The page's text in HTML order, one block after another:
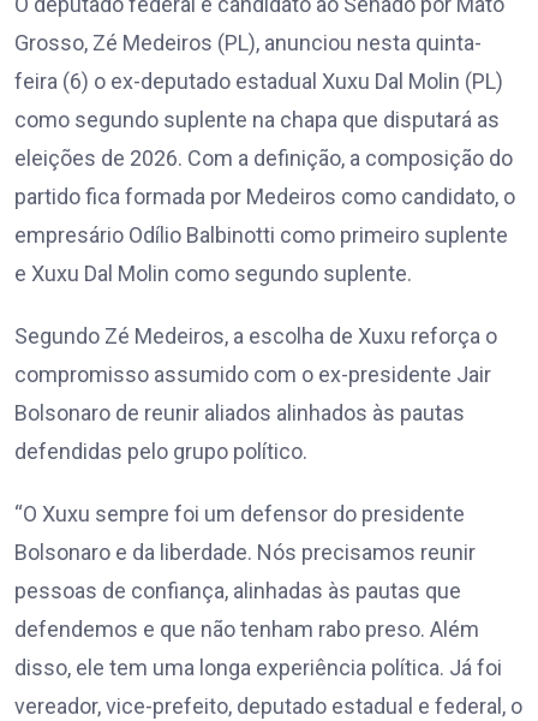
Grosso, Zé Medeiros (PL), anunciou nesta quinta-
feira (6) o ex-deputado estadual Xuxu Dal Molin (PL)
como segundo suplente na chapa que disputará as
eleições de 2026. Com a definição, a composição do
partido fica formada por Medeiros como candidato, o
empresário Odílio Balbinotti como primeiro suplente
e Xuxu Dal Molin como segundo suplente.
Segundo Zé Medeiros, a escolha de Xuxu reforça o
compromisso assumido com o ex-presidente Jair
Bolsonaro de reunir aliados alinhados às pautas
defendidas pelo grupo político.
“O Xuxu sempre foi um defensor do presidente
Bolsonaro e da liberdade. Nós precisamos reunir
pessoas de confiança, alinhadas às pautas que
defendemos e que não tenham rabo preso. Além
disso, ele tem uma longa experiência política. Já foi
vereador, vice-prefeito, deputado estadual e federal, o